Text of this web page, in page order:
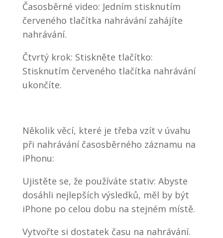
Časosběrné video: Jedním stisknutím
červeného tlačítka nahrávání zahájíte
nahrávání.
Čtvrtý krok: Stiskněte tlačítko:
Stisknutím červeného tlačítka nahrávání
ukončíte.
Několik věcí, které je třeba vzít v úvahu
při nahrávání časosběrného záznamu na
iPhonu:
Ujistěte se, že používáte stativ: Abyste
dosáhli nejlepších výsledků, měl by být
iPhone po celou dobu na stejném místě.
Vytvořte si dostatek času na nahrávání.